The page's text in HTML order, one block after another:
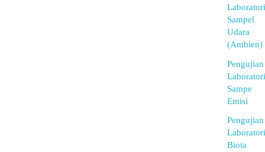
Sampel
Udara
(Ambien)
Pengujian
Sampe
Emisi
Pengujian
Biota